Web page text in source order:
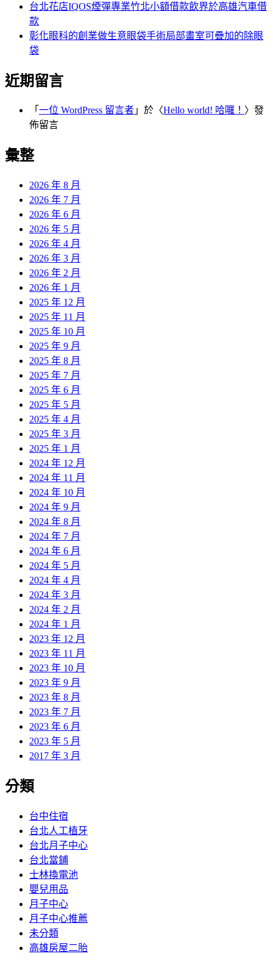
台北花店IQOS煙彈專業竹北小額借款飲界於高雄汽車借
款
彰化眼科的創業做生意眼袋手術局部畫室可疊加的除眼
袋
近期留言
「 一位 WordPress 留言者 」於〈Hello world! 哈囉！ 〉發
佈留言
彙整
2026 年 8 月
2026 年 7 月
2026 年 6 月
2026 年 5 月
2026 年 4 月
2026 年 3 月
2026 年 2 月
2026 年 1 月
2025 年 12 月
2025 年 11 月
2025 年 10 月
2025 年 9 月
2025 年 8 月
2025 年 7 月
2025 年 6 月
2025 年 5 月
2025 年 4 月
2025 年 3 月
2025 年 1 月
2024 年 12 月
2024 年 11 月
2024 年 10 月
2024 年 9 月
2024 年 8 月
2024 年 7 月
2024 年 6 月
2024 年 5 月
2024 年 4 月
2024 年 3 月
2024 年 2 月
2024 年 1 月
2023 年 12 月
2023 年 11 月
2023 年 10 月
2023 年 9 月
2023 年 8 月
2023 年 7 月
2023 年 6 月
2023 年 5 月
2017 年 3 月
分類
台中住宿
台北人工植牙
台北月子中心
台北當鋪
士林換電池
嬰兒用品
月子中心
月子中心推薦
未分類
高雄房屋二胎